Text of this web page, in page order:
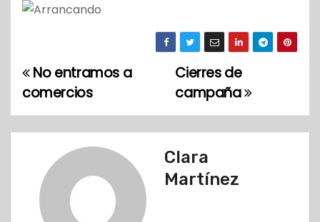
N
a
v
Cierres de
campaña
No entramos a
comercios
Clara
Martínez